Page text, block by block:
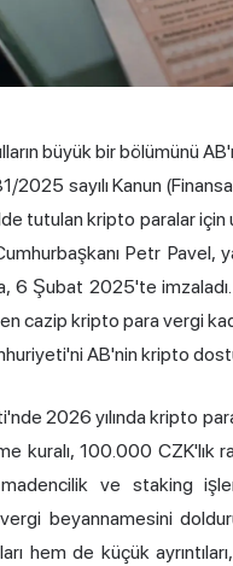
büyük bir bölümünü
sayılı Kanun
tutulan kripto paralar
Petr Pavel,
6 Şubat 2025'te
cazip kripto para vergi
AB'nin kripto
2026 yılında kripto
kuralı, 100.000
ve staking
vergi beyannamesini
hem de küçük